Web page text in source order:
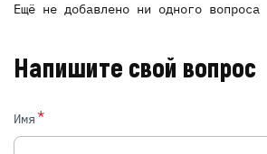
Ещё не добавлено ни одного вопроса
Напишите свой вопрос
Имя*